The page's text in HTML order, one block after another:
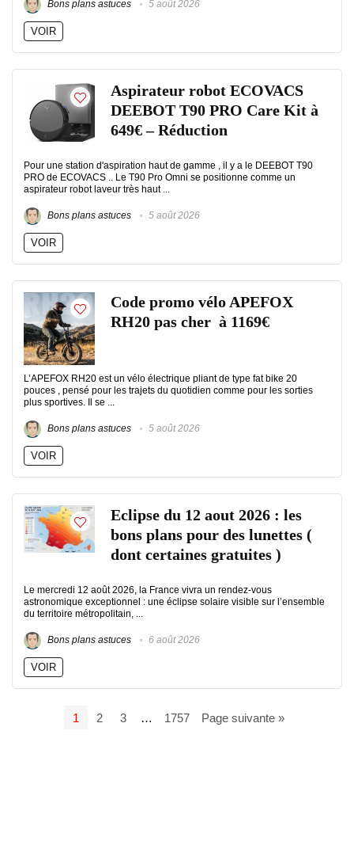
Bons plans astuces 5 août 2026
VOIR
Aspirateur robot ECOVACS
DEEBOT T90 PRO Care Kit à
649€ – Réduction
Pour une station d'aspiration haut de gamme , il y a le DEEBOT T90
PRO de ECOVACS .. Le T90 Pro Omni se positionne comme un
aspirateur robot laveur très haut ...
Bons plans astuces 5 août 2026
VOIR
Code promo vélo APEFOX
RH20 pas cher à 1169€
L’APEFOX RH20 est un vélo électrique pliant de type fat bike 20
pouces , pensé pour les trajets du quotidien comme pour les sorties
plus sportives. Il se ...
Bons plans astuces 5 août 2026
VOIR
Eclipse du 12 aout 2026 : les
bons plans pour des lunettes (
dont certaines gratuites )
Le mercredi 12 août 2026, la France vivra un rendez-vous
astronomique exceptionnel : une éclipse solaire visible sur l’ensemble
du territoire métropolitain, ...
Bons plans astuces 6 août 2026
VOIR
1 2 3 … 1757 Page suivante »